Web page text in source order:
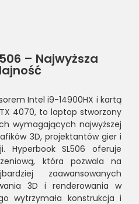
– Najwyższa
Intel i9-14900HX i kartą
4070, to laptop stworzony
wymagających najwyższej
3D, projektantów gier i
Hyperbook SL506 oferuje
która pozwala na
zaawansowanych
3D i renderowania w
wytrzymała konstrukcja i